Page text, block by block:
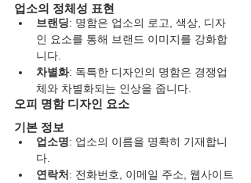
업소의 정체성 표현
브랜딩: 명함은 업소의 로고, 색상, 디자
인 요소를 통해 브랜드 이미지를 강화합
니다.
차별화: 독특한 디자인의 명함은 경쟁업
체와 차별화되는 인상을 줍니다.
오피 명함 디자인 요소
기본 정보
업소명: 업소의 이름을 명확히 기재합니
다.
연락처 : 전화번호, 이메일 주소, 웹사이트